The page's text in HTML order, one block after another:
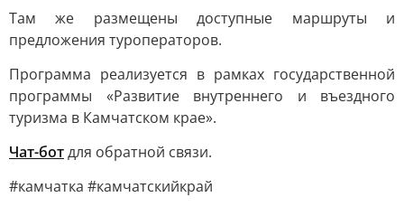
Там же размещены доступные маршруты и
предложения туроператоров.
Программа реализуется в рамках государственной
программы «Развитие внутреннего и въездного
туризма в Камчатском крае».
Чат-ботдля обратной связи.
#камчатка #камчатскийкрай